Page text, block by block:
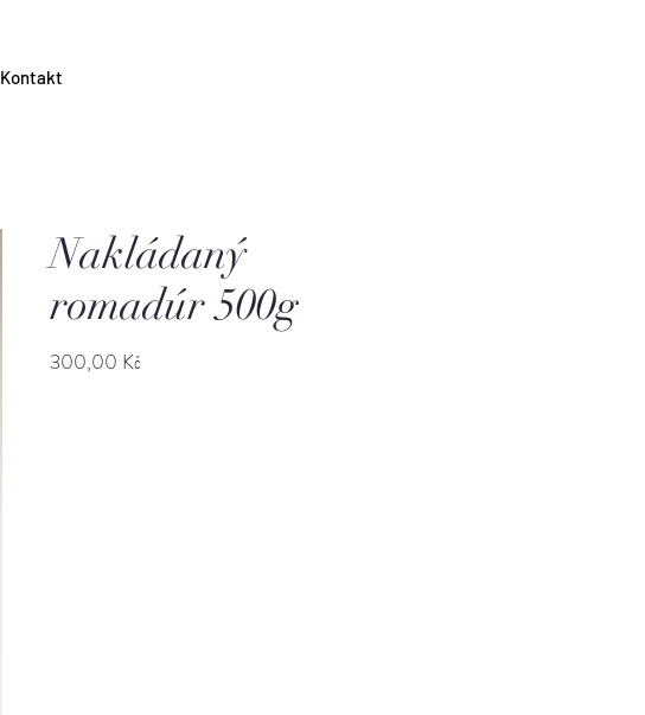
Kontakt
Nakládaný
romadúr 500g
300,00 KčCena